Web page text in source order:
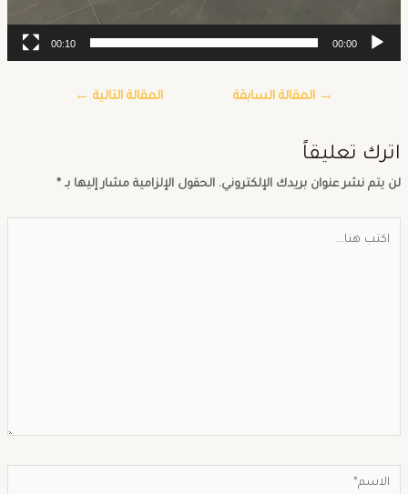
00:00
00:10
→المقالة السابقة المقالة التالية←
تعليقاً
يتم نشر عنوان بريدك الإلكتروني. الحقول الإلزامية مشار إليها بـ *